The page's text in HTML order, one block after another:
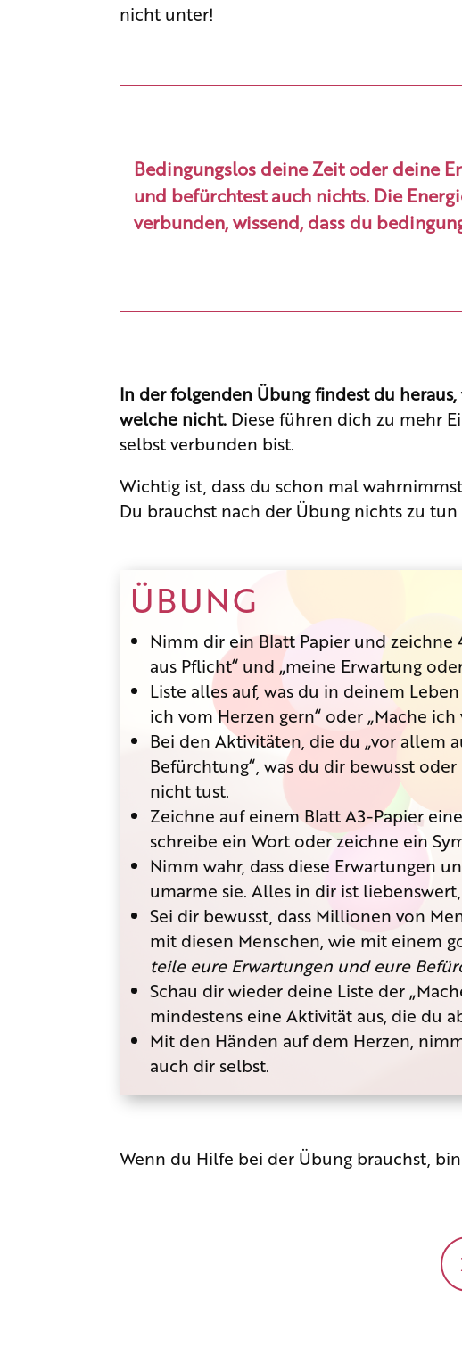
nicht unter!
Bedingungslos deine Zeit oder deine
und befürchtest auch nichts. Die
verbunden, wissend, dass du
In der folgenden Übung findest du
welche nicht. Diese führen dich zu mehr
selbst verbunden bist.
Wichtig ist, dass du schon mal
Du brauchst nach der Übung nichts zu
ÜBUNG
Nimm dir ein Blatt Papier und zeichne
aus Pflicht“ und „meine Erwartung
Liste alles auf, was du in deinem
ich vom Herzen gern“ oder „Mache
Bei den Aktivitäten, die du „vor allem
Befürchtung“, was du dir bewusst
nicht tust.
Zeichne auf einem Blatt A3-Papier
schreibe ein Wort oder zeichne ein
Nimm wahr, dass diese Erwartungen
umarme sie. Alles in dir ist
Sei dir bewusst, dass Millionen von
mit diesen Menschen, wie mit einem
teile eure Erwartungen und eure
Schau dir wieder deine Liste der
mindestens eine Aktivität aus, die du
Mit den Händen auf dem Herzen,
auch dir selbst.
Wenn du Hilfe bei der Übung brauchst,